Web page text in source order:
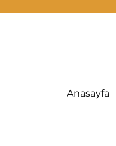
Anasayfa